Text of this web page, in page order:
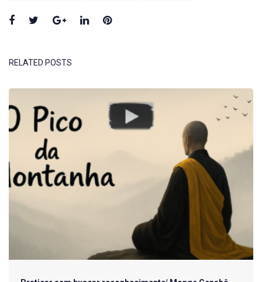
Facebook
TwitterGoogle+LinkedInPinterest
RELATED POSTS